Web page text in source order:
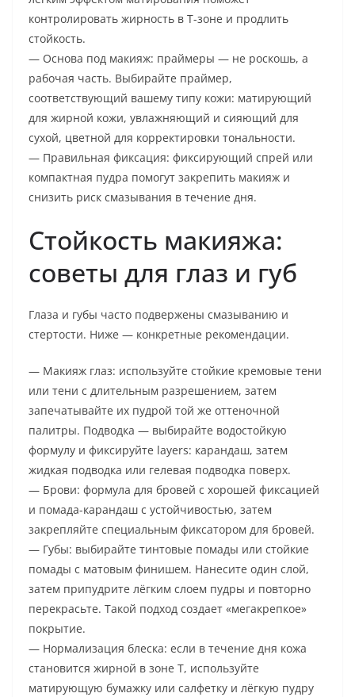
контролировать жирность в Т-зоне и продлить
стойкость.
— Основа под макияж: праймеры — не роскошь, а
рабочая часть. Выбирайте праймер,
соответствующий вашему типу кожи: матирующий
для жирной кожи, увлажняющий и сияющий для
сухой, цветной для корректировки тональности.
— Правильная фиксация: фиксирующий спрей или
компактная пудра помогут закрепить макияж и
снизить риск смазывания в течение дня.
Стойкость макияжа:
советы для глаз и губ
Глаза и губы часто подвержены смазыванию и
стертости. Ниже — конкретные рекомендации.
— Макияж глаз: используйте стойкие кремовые тени
или тени с длительным разрешением, затем
запечатывайте их пудрой той же оттеночной
палитры. Подводка — выбирайте водостойкую
формулу и фиксируйте layers: карандаш, затем
жидкая подводка или гелевая подводка поверх.
— Брови: формула для бровей с хорошей фиксацией
и помада-карандаш с устойчивостью, затем
закрепляйте специальным фиксатором для бровей.
— Губы: выбирайте тинтовые помады или стойкие
помады с матовым финишем. Нанесите один слой,
затем припудрите лёгким слоем пудры и повторно
перекрасьте. Такой подход создает «мегакрепкое»
покрытие.
— Нормализация блеска: если в течение дня кожа
становится жирной в зоне Т, используйте
матирующую бумажку или салфетку и лёгкую пудру